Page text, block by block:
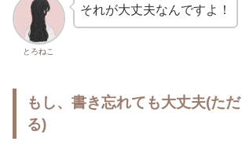
とろねこ
それが大丈夫なんですよ！
もし、書き忘れても大丈夫(た
る)